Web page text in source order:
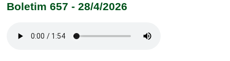
Boletim 657 - 28/4/2026